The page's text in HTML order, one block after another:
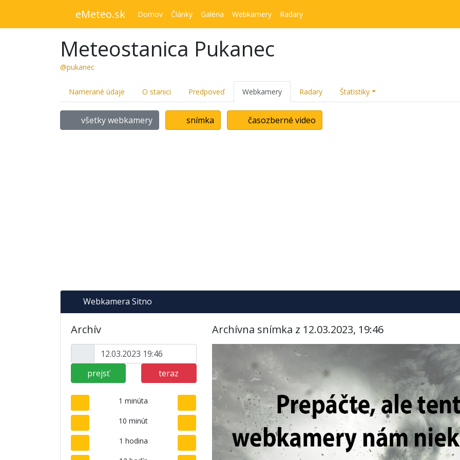
eMeteo.sk Domov Články Galéria Webkamery Radary
Meteostanica Pukanec
@pukanec
Namerané údaje O stanici Predpoveď Webkamery Radary Štatistiky
všetky webkamery snímka časozberné video
Webkamera Sitno
Archív
prejsť teraz
1 minúta
10 minút
1 hodina
Archívna snímka z 12.03.2023, 19:46